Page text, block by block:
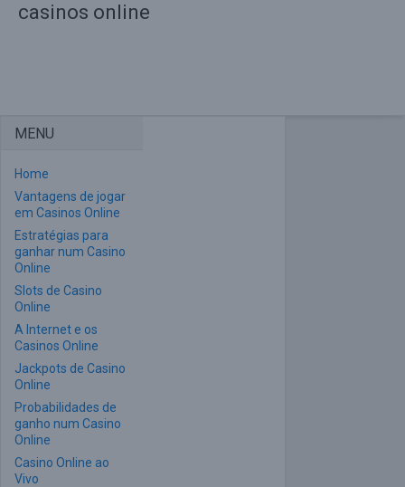
casinos online
MENU
Home
Vantagens de jogar
em Casinos Online
Estratégias para
ganhar num Casino
Online
Slots de Casino
Online
A Internet e os
Casinos Online
Jackpots de Casino
Online
Probabilidades de
ganho num Casino
Online
Casino Online ao
Vivo